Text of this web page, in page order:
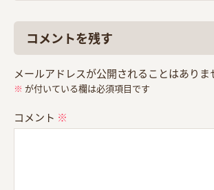
コメントを残す
メールアドレスが公開されることはありま
※ が付いている欄は必須項目です
コメント ※